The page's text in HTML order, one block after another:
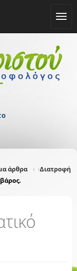
άρθρα
Διατροφή